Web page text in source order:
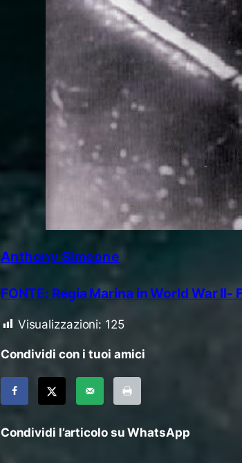
Anthony Simeone
FONTE: Regia Marina in World War II-
Visualizzazioni: 125
Condividi con i tuoi amici
Condividi l’articolo su WhatsApp